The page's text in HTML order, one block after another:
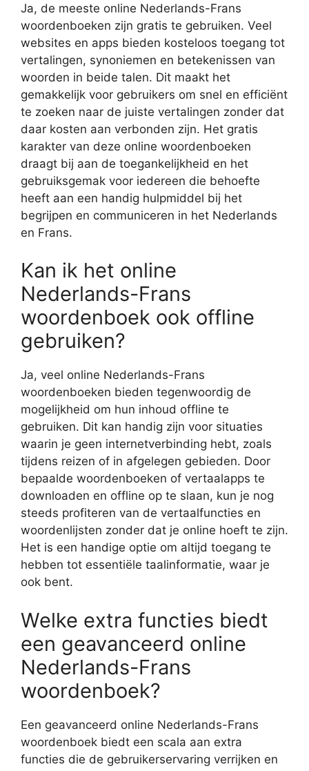
Ja, de meeste online Nederlands-Frans
woordenboeken zijn gratis te gebruiken. Veel
websites en apps bieden kosteloos toegang tot
vertalingen, synoniemen en betekenissen van
woorden in beide talen. Dit maakt het
gemakkelijk voor gebruikers om snel en efficiënt
te zoeken naar de juiste vertalingen zonder dat
daar kosten aan verbonden zijn. Het gratis
karakter van deze online woordenboeken
draagt bij aan de toegankelijkheid en het
gebruiksgemak voor iedereen die behoefte
heeft aan een handig hulpmiddel bij het
begrijpen en communiceren in het Nederlands
en Frans.
Kan ik het online
Nederlands-Frans
woordenboek ook offline
gebruiken?
Ja, veel online Nederlands-Frans
woordenboeken bieden tegenwoordig de
mogelijkheid om hun inhoud offline te
gebruiken. Dit kan handig zijn voor situaties
waarin je geen internetverbinding hebt, zoals
tijdens reizen of in afgelegen gebieden. Door
bepaalde woordenboeken of vertaalapps te
downloaden en offline op te slaan, kun je nog
steeds profiteren van de vertaalfuncties en
woordenlijsten zonder dat je online hoeft te zijn.
Het is een handige optie om altijd toegang te
hebben tot essentiële taalinformatie, waar je
ook bent.
Welke extra functies biedt
een geavanceerd online
Nederlands-Frans
woordenboek?
Een geavanceerd online Nederlands-Frans
woordenboek biedt een scala aan extra
functies die de gebruikerservaring verrijken en